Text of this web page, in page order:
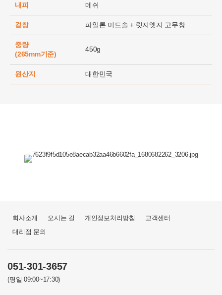
내피 메쉬
겉창 파일론 미드솔 + 릿지엣지 고무창
중량
(265mm기준)
450g
원산지 대한민국
회사소개 오시는 길 개인정보처리방침
고객센터
대리점 문의
051-301-3657
(평일 09:00~17:30)